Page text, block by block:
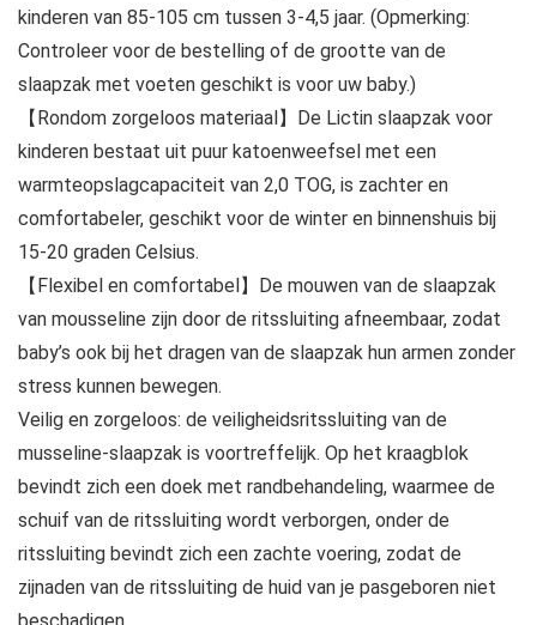
kinderen van 85-105 cm tussen 3-4,5 jaar. (Opmerking:
Controleer voor de bestelling of de grootte van de
slaapzak met voeten geschikt is voor uw baby.)
【Rondom zorgeloos materiaal】De Lictin slaapzak voor
kinderen bestaat uit puur katoenweefsel met een
warmteopslagcapaciteit van 2,0 TOG, is zachter en
comfortabeler, geschikt voor de winter en binnenshuis bij
15-20 graden Celsius.
【Flexibel en comfortabel】De mouwen van de slaapzak
van mousseline zijn door de ritssluiting afneembaar, zodat
baby’s ook bij het dragen van de slaapzak hun armen zonder
stress kunnen bewegen.
Veilig en zorgeloos: de veiligheidsritssluiting van de
musseline-slaapzak is voortreffelijk. Op het kraagblok
bevindt zich een doek met randbehandeling, waarmee de
schuif van de ritssluiting wordt verborgen, onder de
ritssluiting bevindt zich een zachte voering, zodat de
zijnaden van de ritssluiting de huid van je pasgeboren niet
beschadigen.